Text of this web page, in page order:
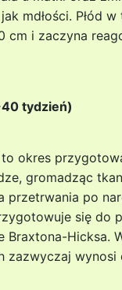
mdłości. Płód
cm i zaczyna
tydzień)
okres
gromadząc
przetrwania po
się do
Braxtona-Hicksa.
zazwyczaj wynosi